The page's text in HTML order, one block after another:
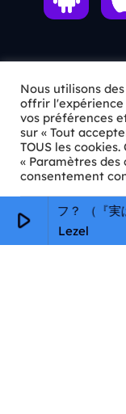
play_arrow
ライフ？ （『実は
Lezel
ℹ️ INFOS
✉️Contact
🦊Qui sommes-
📄
Mentions
Nous utilisons
offrir
vos préférences
sur « Tout
TOUS les
« Paramètres
consentement
Paramètres